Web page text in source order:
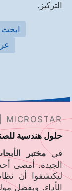
التركيز.
ابحث
MICROSTAR
حلول هندسية
فيمختبر
الجيدة. أمضى
ليكتشفوا أن
الأداء. وبفضل